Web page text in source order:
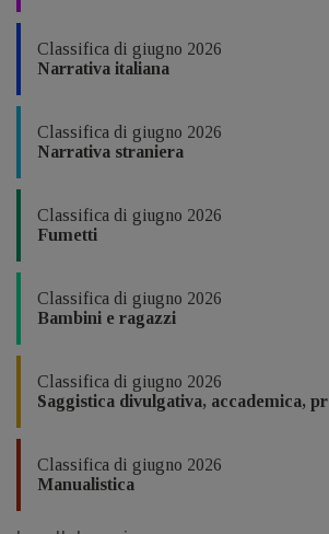
Classifica di giugno 2026
Narrativa italiana
Classifica di giugno 2026
Narrativa straniera
Classifica di giugno 2026
Fumetti
Classifica di giugno 2026
Bambini e ragazzi
Classifica di giugno 2026
Saggistica divulgativa, accademica,
Classifica di giugno 2026
Manualistica